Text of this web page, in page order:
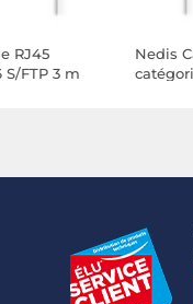
RJ45
FTP 3 m
Nedis